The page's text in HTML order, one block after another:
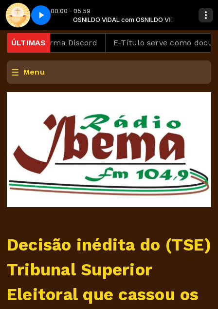
00:00 - 05:59
VIDAL OSNILDO VIDAL com OSNILDO VIDAL
3 Conexão católica - Parte 3
VIDAL OSNILDO VIDAL com OSNILDO VIDAL
ÚLTIMAS
plataforma Discord E-Título serve como
Menu
Decisão inédita do (TSE)
Tribunal Superior
Eleitoral que cassou os